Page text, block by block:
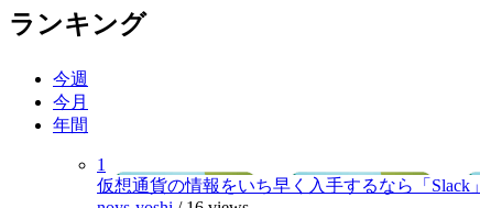
ランキング
今週
今月
年間
1
仮想通貨の情報をいち早く入手するなら「Slack」